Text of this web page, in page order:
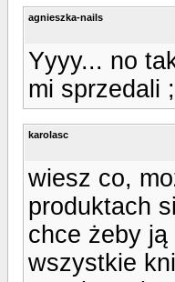
agnieszka-nails
Yyyy... no
mi sprzedali
karolasc
wiesz co,
produktach
chce żeby ją
wszystkie